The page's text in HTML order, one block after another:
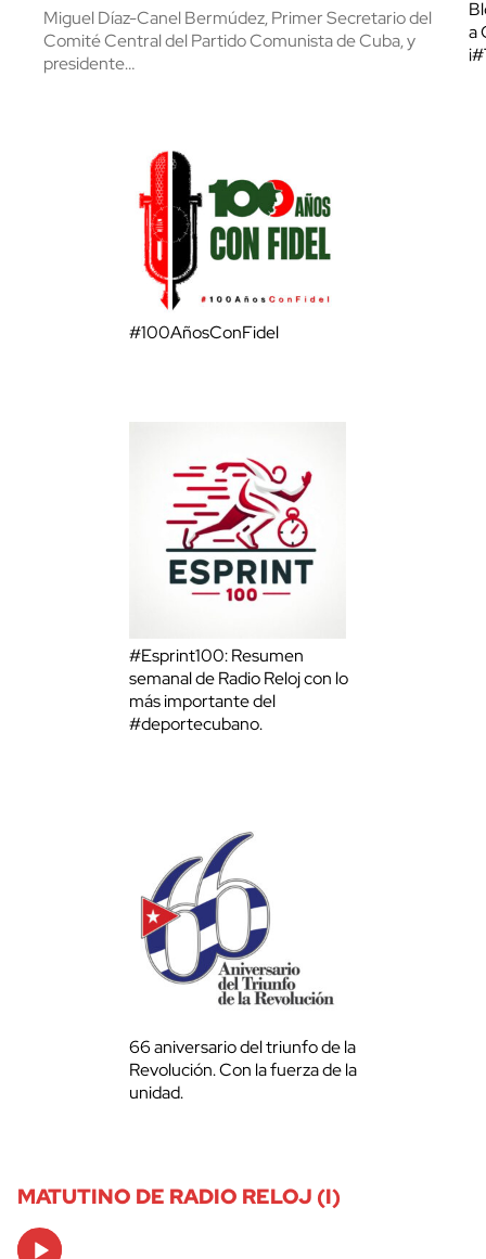
Miguel Díaz-Canel Bermúdez, Primer Secretario del
Comité Central del Partido Comunista de Cuba, y
presidente…
a
#100AñosConFidel
#Esprint100: Resumen
semanal de Radio Reloj con lo
más importante del
#deportecubano.
66 aniversario del triunfo de la
Revolución. Con la fuerza de la
unidad.
MATUTINO DE RADIO RELOJ (I)
Audio